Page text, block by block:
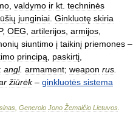
valdymo ir kt techninės
junginiai Ginkluotę skiria
, OEG artilerijos armijos
siuntimo į taikinį priemones –
principą paskirtį
: angl. armament; weapon rus
žiūrėk– ginkluotės sistema
Generolo Jono Žemaičio Lietuvos